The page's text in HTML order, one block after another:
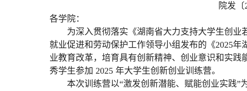
院发〔
各学院：
为深入贯彻落实《湖南省大力支持大学生创
就业促进和劳动保护工作领导小组发布的《2025
业教育改革，培育具有创新精神、创业意识和实
秀学生参加 2025 年大学生创新创业训练营。
本次训练营以“激发创新潜能、赋能创业实践